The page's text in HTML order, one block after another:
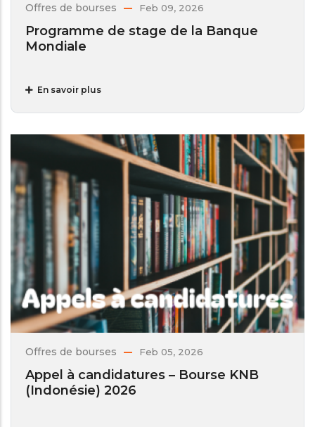
Offres de bourses Feb 09, 2026
Programme de stage de la Banque
Mondiale
En savoir plus
Offres de bourses Feb 05, 2026
Appel à candidatures – Bourse KNB
(Indonésie) 2026